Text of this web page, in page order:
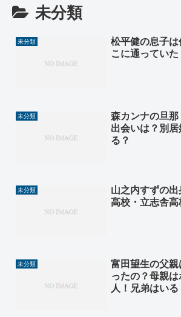
未分類
未分類
松平健の息子
こに通っていた
未分類
森カンナの旦
出会いは？別
る？
未分類
山之内すずの
高校・立志舎
未分類
富田望生の父
ったの？母親
人！兄弟はいる